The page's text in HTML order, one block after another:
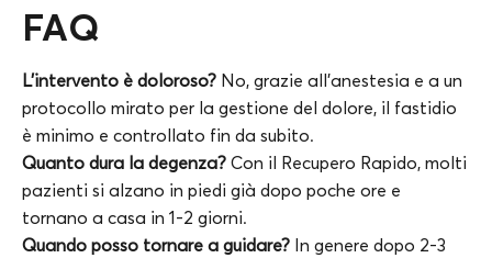
FAQ
L’intervento è doloroso? No, grazie all’anestesia e a un
protocollo mirato per la gestione del dolore, il fastidio
è minimo e controllato fin da subito.
Quanto dura la degenza? Con il Recupero Rapido, molti
pazienti si alzano in piedi già dopo poche ore e
tornano a casa in 1-2 giorni.
Quando posso tornare a guidare? In genere dopo 2-3